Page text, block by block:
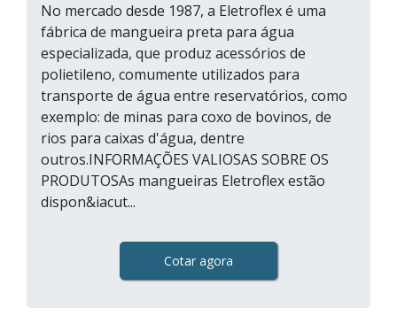
No mercado desde 1987, a Eletroflex é uma
fábrica de mangueira preta para água
especializada, que produz acessórios de
polietileno, comumente utilizados para
transporte de água entre reservatórios, como
exemplo: de minas para coxo de bovinos, de
rios para caixas d'água, dentre
outros.INFORMAÇÕES VALIOSAS SOBRE OS
PRODUTOSAs mangueiras Eletroflex estão
dispon&iacut...
Cotar agora